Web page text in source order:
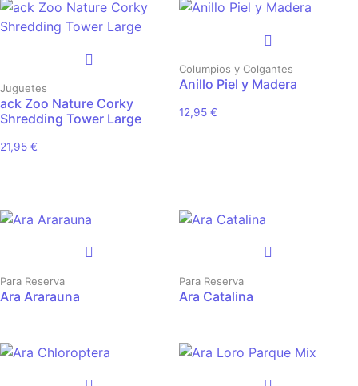
Juguetes
ack Zoo Nature Corky
Shredding Tower Large
21,95 €
Columpios y Colgantes
Anillo Piel y Madera
12,95 €
Para Reserva
Ara Ararauna
Para Reserva
Ara Catalina